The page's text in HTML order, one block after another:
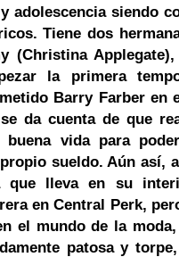
adolescencia siendo
Tiene dos
(Christina
la primera
Barry Farber en
da cuenta de que
buena vida para
sueldo. Aún así,
que lleva en su
en Central Perk,
el mundo de la moda,
patosa y